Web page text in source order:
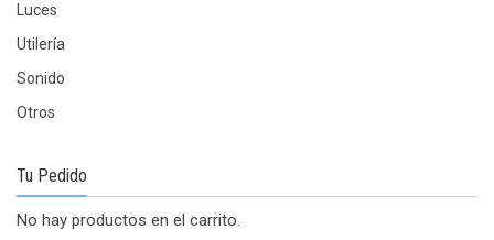
Luces
Utilería
Sonido
Otros
Tu Pedido
No hay productos en el carrito.